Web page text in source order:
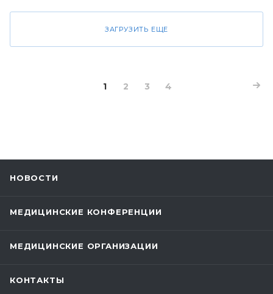
ЗАГРУЗИТЬ ЕЩЕ
1 2 3 4
НОВОСТИ
МЕДИЦИНСКИЕ КОНФЕРЕНЦИИ
МЕДИЦИНСКИЕ ОРГАНИЗАЦИИ
КОНТАКТЫ